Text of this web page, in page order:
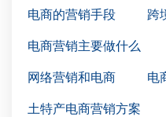
电商的营销手段 跨
电商营销主要做什么
网络营销和电商 电
土特产电商营销方案